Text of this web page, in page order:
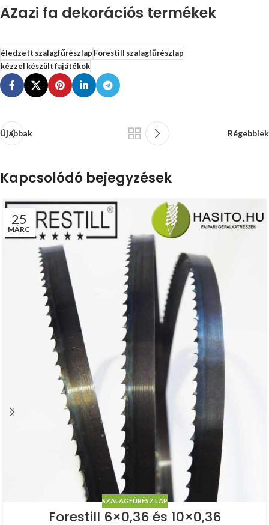
AZazi fa dekorációs termékek
éledzett szalagfűrészlap Forestill szalagfűrészlap
kézzel készült fajátékok
Újabbak Régebbiek
Kapcsolódó bejegyzések
25
MÁRC
SZALAGFŰRÉSZ LAP
Forestill 6×0,36 és 10×0,36